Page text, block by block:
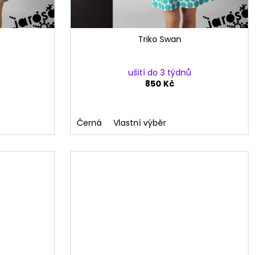
Triko Swan
ušití do 3 týdnů
850 Kč
Černá Vlastní výběr